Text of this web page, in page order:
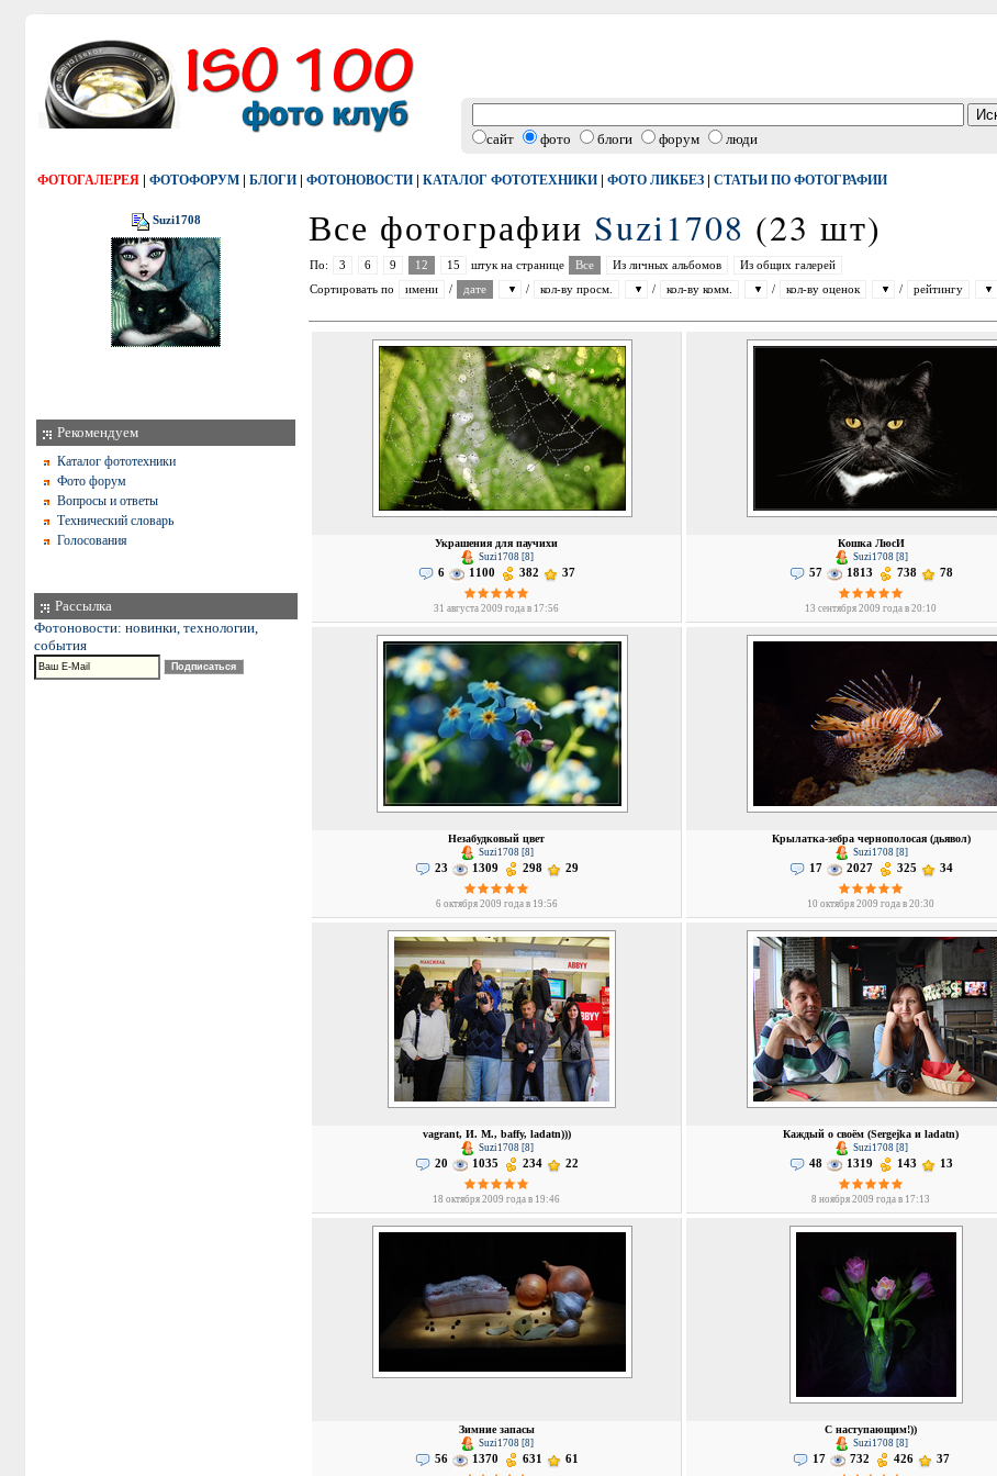
сайт фото блоги форум люди
ФОТОГАЛЕРЕЯ | ФОТОФОРУМ | БЛОГИ | ФОТОНОВОСТИ | КАТАЛОГ ФОТОТЕХНИКИ | ФОТО ЛИКБЕЗ | СТАТЬИ ПО ФОТОГРАФИИ
Suzi1708
Рекомендуем
Каталог фототехники
Фото форум
Вопросы и ответы
Технический словарь
Голосования
Рассылка
Фотоновости: новинки, технологии,
события
Все фотографии Suzi1708 (23 шт)
По: 3 6 9 12 15 штук на странице Все Из личных альбомов
Из общих галерей
Сортировать по
имени / дате / кол-ву просм. / кол-ву комм. / кол-ву оценок / рейтингу
Украшения для паучихи
Suzi1708 [8]
6 1100 382 37
31 августа 2009 года в 17:56
Кошка ЛюсИ
Suzi1708 [8]
57 1813 738 78
13 сентября 2009 года в 20:10
Незабудковый цвет
Suzi1708 [8]
23 1309 298 29
6 октября 2009 года в 19:56
Крылатка-зебра чернополосая (дьявол)
Suzi1708 [8]
17 2027 325 34
10 октября 2009 года в 20:30
vagrant, И. М., baffy, ladatn)))
Suzi1708 [8]
20 1035 234 22
18 октября 2009 года в 19:46
Каждый о своём (Sergejka и ladatn)
Suzi1708 [8]
48 1319 143 13
8 ноября 2009 года в 17:13
Зимние запасы
Suzi1708 [8]
56 1370 631 61
С наступающим!))
Suzi1708 [8]
17 732 426 37